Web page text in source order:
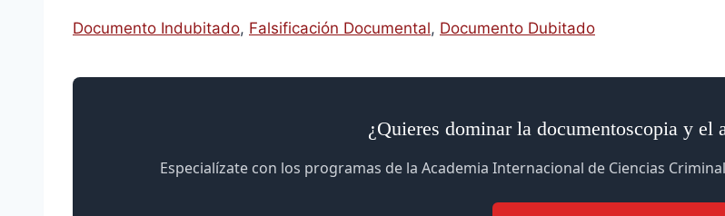
Documento Indubitado, Falsificación Documental, Documento Dubitado
¿Quieres dominar la documentoscopia y el
Especialízate con los programas de la Academia Internacional de Ciencias